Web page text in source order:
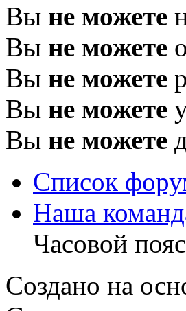
Вы не можете
Вы не можете
Вы не можете
Вы не можете
Вы не можете
Список
Наша
Часовой
Создано на